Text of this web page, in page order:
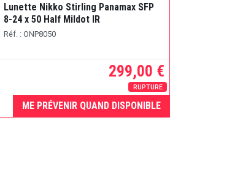
Lunette Nikko Stirling Panamax SFP
8-24 x 50 Half Mildot IR
Réf. : ONP8050
299,00 €
RUPTURE
ME PRÉVENIR QUAND DISPONIBLE